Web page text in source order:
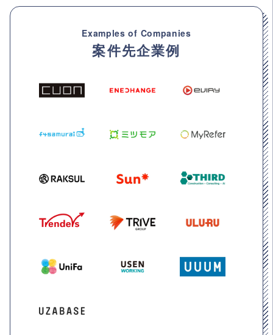
Examples of Companies
案件先企業例